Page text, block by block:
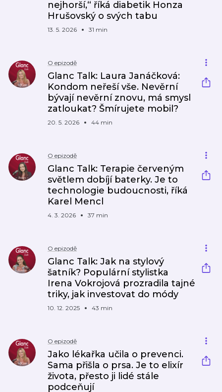
nejhorší,“ říká diabetik Honza
Hrušovský o svých tabu
13. 5. 2026 31 min
O epizodě
Glanc Talk: Laura Janáčková:
Kondom neřeší vše. Nevěrní
bývají nevěrní znovu, má smysl
zatloukat? Šmírujete mobil?
20. 5. 2026 44 min
O epizodě
Glanc Talk: Terapie červeným
světlem dobíjí baterky. Je to
technologie budoucnosti, říká
Karel Mencl
4. 3. 2026 37 min
O epizodě
Glanc Talk: Jak na stylový
šatník? Populární stylistka
Irena Vokrojová prozradila tajné
triky, jak investovat do módy
10. 12. 2025 43 min
O epizodě
Jako lékařka učila o prevenci.
Sama přišla o prsa. Je to elixír
života, přesto ji lidé stále
podceňují